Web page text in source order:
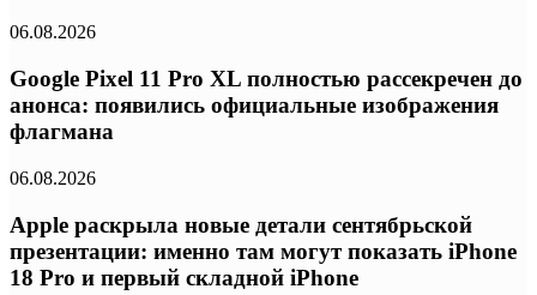
06.08.2026
Google Pixel 11 Pro XL полностью рассекречен до
анонса: появились официальные изображения
флагмана
06.08.2026
Apple раскрыла новые детали сентябрьской
презентации: именно там могут показать iPhone
18 Pro и первый складной iPhone